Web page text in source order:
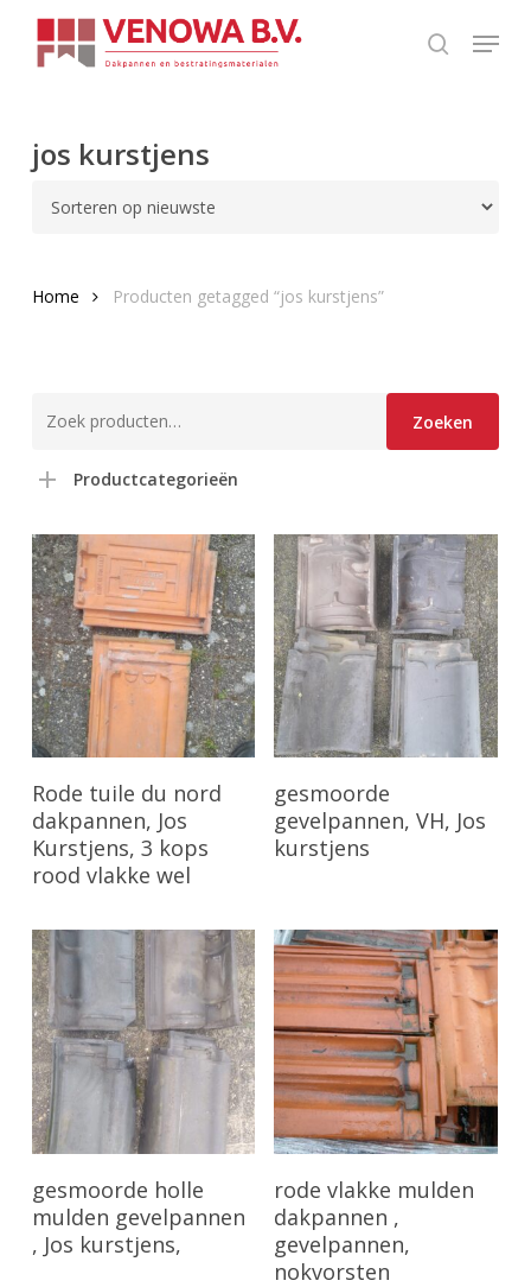
search
Menu
jos kurstjens
Home Producten getagged “jos kurstjens”
Zoeken
Productcategorieën
Bekijk Product
Rode tuile du nord
dakpannen, Jos
Kurstjens, 3 kops
rood vlakke wel
Bekijk Product
gesmoorde
gevelpannen, VH, Jos
kurstjens
Bekijk Product
gesmoorde holle
mulden gevelpannen
, Jos kurstjens,
Bekijk Product
rode vlakke mulden
dakpannen ,
gevelpannen,
nokvorsten